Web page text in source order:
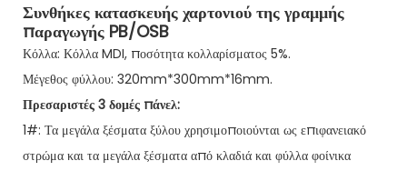
Συνθήκες κατασκευής χαρτονιού της γραμμής
παραγωγής PB/OSB
Κόλλα: Κόλλα MDI, ποσότητα κολλαρίσματος 5%.
Μέγεθος φύλλου: 320mm*300mm*16mm.
Πρεσαριστές 3 δομές πάνελ:
1#: Τα μεγάλα ξέσματα ξύλου χρησιμοποιούνται ως επιφανειακό
στρώμα και τα μεγάλα ξέσματα από κλαδιά και φύλλα φοίνικα